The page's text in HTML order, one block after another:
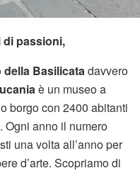
passioni,
della Basilicatadavvero
è un museo a
borgo con 2400 abitanti
. Ogni anno il numero
una volta all’anno per
d’arte. Scopriamo di